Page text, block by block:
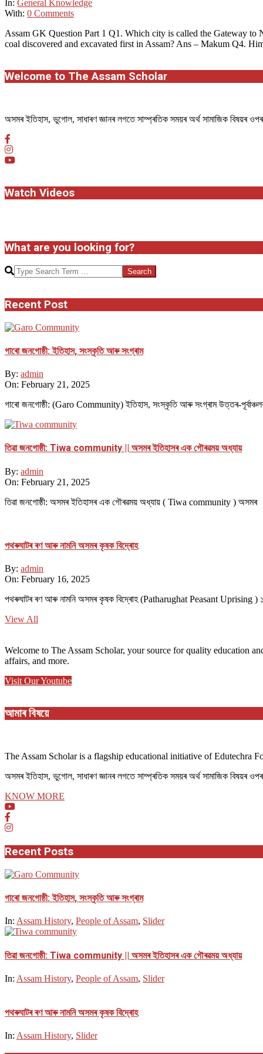
In: General Knowledge
With: 0 Comments
Assam GK Question Part 1 Q1. Which city is called the Gateway to
coal discovered and excavated first in Assam? Ans – Makum Q4.
Welcome to The Assam Scholar
অসমৰ ইতিহাস, ভুগোল, সাধাৰণ জ্ঞানৰ লগতে সাম্প্ৰতিক সময়ৰ অৰ্থ সামাজিক
Watch Videos
What are you looking for?
Search
Recent Post
গাৰো জনগোষ্ঠী: ইতিহাস, সংস্কৃতি আৰু সংগ্ৰাম
By: admin
On: February 21, 2025
গাৰো জনগোষ্ঠী: (Garo Community) ইতিহাস, সংস্কৃতি আৰু সংগ্ৰাম উত্তৰ-
তিৱা জনগোষ্ঠী: Tiwa community || অসমৰ ইতিহাসৰ এক গৌৰৱময় অধ্যায়
By: admin
On: February 21, 2025
তিৱা জনগোষ্ঠী: অসমৰ ইতিহাসৰ এক গৌৰৱময় অধ্যায় ( Tiwa community ) অসমৰ
পথ​ৰুঘাট​ৰ ৰণ আৰু নামনি অসম​ৰ কৃষক বিদ্ৰোহ​
By: admin
On: February 16, 2025
পথ​ৰুঘাট​ৰ ৰণ আৰু নামনি অসম​ৰ কৃষক বিদ্ৰোহ​ (Patharughat Peasant Uprising )
View All
Welcome to The Assam Scholar, your source for quality education
affairs, and more.
Visit Our Youtube
আমাৰ বিষয়ে
The Assam Scholar is a flagship educational initiative of Edutechra
অসমৰ ইতিহাস, ভুগোল, সাধাৰণ জ্ঞানৰ লগতে সাম্প্ৰতিক সময়ৰ অৰ্থ সামাজিক
KNOW MORE
Recent Posts
গাৰো জনগোষ্ঠী: ইতিহাস, সংস্কৃতি আৰু সংগ্ৰাম
In: Assam History, People of Assam, Slider
তিৱা জনগোষ্ঠী: Tiwa community || অসমৰ ইতিহাসৰ এক গৌৰৱময় অধ্যায়
In: Assam History, People of Assam, Slider
পথ​ৰুঘাট​ৰ ৰণ আৰু নামনি অসম​ৰ কৃষক বিদ্ৰোহ​
In: Assam History, Slider